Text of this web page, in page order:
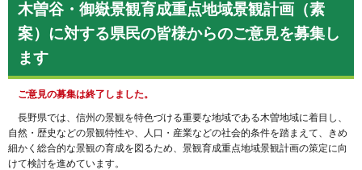
木曽谷・御嶽景観育成重点地域景観計画（素
案）に対する県民の皆様からのご意見を募集し
ます
ご意見の募集は終了しました。
長野県では、信州の景観を特色づける重要な地域である木曽地域に着目し、
自然・歴史などの景観特性や、人口・産業などの社会的条件を踏まえて、きめ
細かく総合的な景観の育成を図るため、景観育成重点地域景観計画の策定に向
けて検討を進めています。